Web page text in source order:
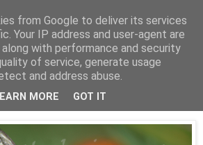
from Google to deliver its services
Your IP address and user-agent are
with performance and security
of service, generate usage
and address abuse.
MORE GOT IT